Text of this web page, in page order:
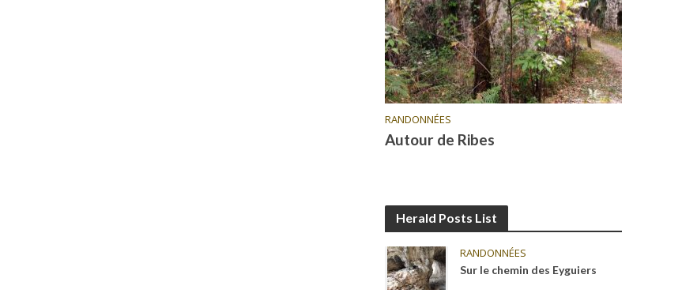
RANDONNÉES
Autour de Ribes
Herald Posts List
RANDONNÉES
Sur le chemin des Eyguiers